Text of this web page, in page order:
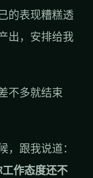
的表现糟糕透
出，安排给我
不多就结束
跟我说道：
作态度还不